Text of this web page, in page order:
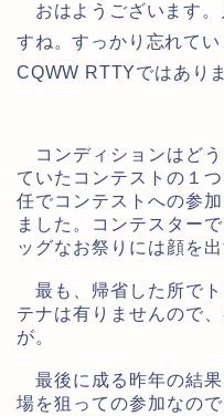
おはようございます。
すね。すっかり忘れて
CQWW RTTYではあり
コンディションはど
ていたコンテストの１
任でコンテストへの参
ました。コンテスター
ッグなお祭りには顔を
最も、帰省した所で
テナは有りませんので
が。
最後に成る昨年の結
場を狙っての参加なの